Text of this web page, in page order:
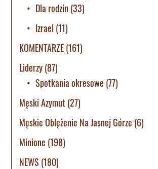
Dla rodzin (33)
Izrael (11)
KOMENTARZE(161)
Liderzy(87)
Spotkania okresowe (77)
Męski Azymut (27)
Męskie Oblężenie Na Jasnej Górze (6)
Minione (198)
NEWS (180)